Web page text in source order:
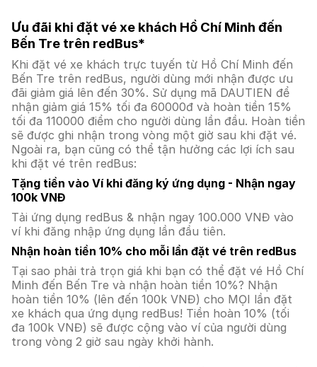
Ưu đãi khi đặt vé xe khách Hồ Chí Minh đến
Bến Tre trên redBus*
Khi đặt vé xe khách trực tuyến từ Hồ Chí Minh đến
Bến Tre trên redBus, người dùng mới nhận được ưu
đãi giảm giá lên đến 30%. Sử dụng mã DAUTIEN để
nhận giảm giá 15% tối đa 60000đ và hoàn tiền 15%
tối đa 110000 điểm cho người dùng lần đầu. Hoàn tiền
sẽ được ghi nhận trong vòng một giờ sau khi đặt vé.
Ngoài ra, bạn cũng có thể tận hưởng các lợi ích sau
khi đặt vé trên redBus:
Tặng tiền vào Ví khi đăng ký ứng dụng - Nhận ngay
100k VNĐ
Tải ứng dụng redBus & nhận ngay 100.000 VNĐ vào
ví khi đăng nhập ứng dụng lần đầu tiên.
Nhận hoàn tiền 10% cho mỗi lần đặt vé trên redBus
Tại sao phải trả trọn giá khi bạn có thể đặt vé Hồ Chí
Minh đến Bến Tre và nhận hoàn tiền 10%? Nhận
hoàn tiền 10% (lên đến 100k VNĐ) cho MỌI lần đặt
xe khách qua ứng dụng redBus! Tiền hoàn 10% (tối
đa 100k VNĐ) sẽ được cộng vào ví của người dùng
trong vòng 2 giờ sau ngày khởi hành.